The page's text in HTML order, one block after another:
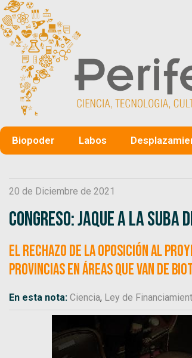
Biopoder Labos
20 de Diciembre de 2021
Congreso: Jaque a la
El rechazo de la oposición al
provincias en áreas que van de
En esta nota: Ciencia, Ley de